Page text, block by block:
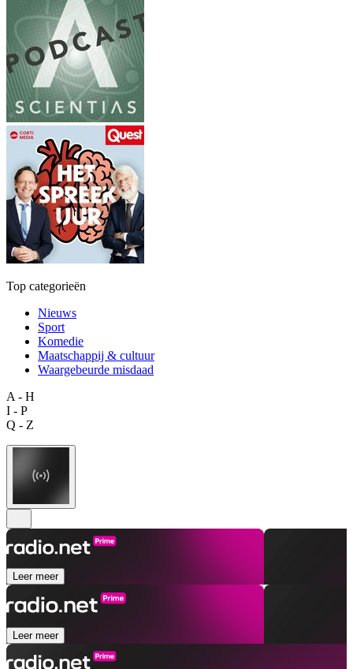
Top categorieën
Nieuws
Sport
Komedie
Maatschappij & cultuur
Waargebeurde misdaad
A - H
I - P
Q - Z
Leer meer
Leer meer